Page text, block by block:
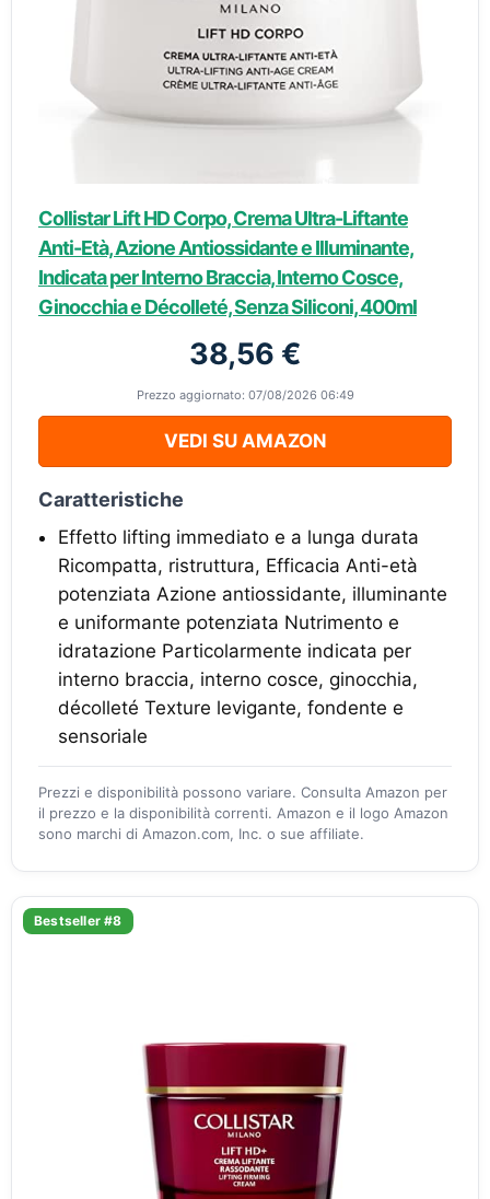
Collistar Lift HD Corpo, Crema Ultra-Liftante
Anti-Età, Azione Antiossidante e Illuminante,
Indicata per Interno Braccia, Interno Cosce,
Ginocchia e Décolleté, Senza Siliconi, 400ml
38,56 €
Prezzo aggiornato: 07/08/2026 06:49
VEDI SU AMAZON
Caratteristiche
Effetto lifting immediato e a lunga durata
Ricompatta, ristruttura, Efficacia Anti-età
potenziata Azione antiossidante, illuminante
e uniformante potenziata Nutrimento e
idratazione Particolarmente indicata per
interno braccia, interno cosce, ginocchia,
décolleté Texture levigante, fondente e
sensoriale
Prezzi e disponibilità possono variare. Consulta Amazon per
il prezzo e la disponibilità correnti. Amazon e il logo Amazon
sono marchi di Amazon.com, Inc. o sue affiliate.
Bestseller #8